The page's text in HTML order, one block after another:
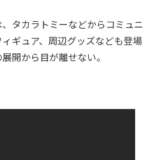
タカラトミーなどからコミュニ
ギュア、周辺グッズなども登場
開から目が離せない。